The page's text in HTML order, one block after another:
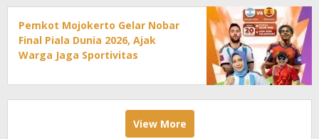
Pemkot Mojokerto Gelar Nobar
Final Piala Dunia 2026, Ajak
Warga Jaga Sportivitas
View More